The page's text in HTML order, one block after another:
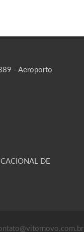
- Aeroporto
DE